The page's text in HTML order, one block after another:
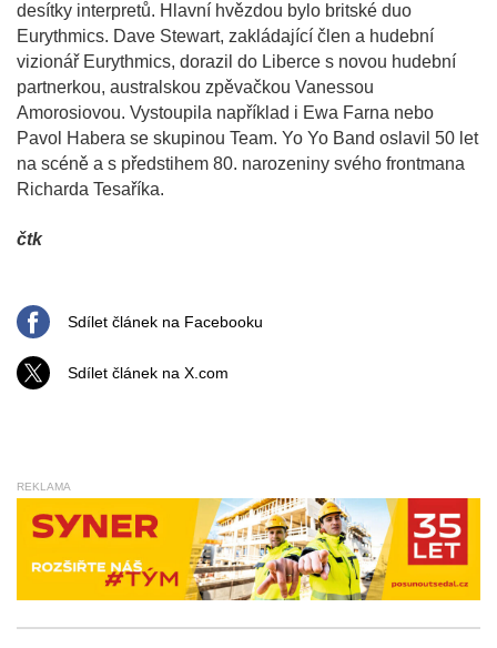
desítky interpretů. Hlavní hvězdou bylo britské duo
Eurythmics. Dave Stewart, zakládající člen a hudební
vizionář Eurythmics, dorazil do Liberce s novou hudební
partnerkou, australskou zpěvačkou Vanessou
Amorosiovou. Vystoupila například i Ewa Farna nebo
Pavol Habera se skupinou Team. Yo Yo Band oslavil 50 let
na scéně a s předstihem 80. narozeniny svého frontmana
Richarda Tesaříka.
čtk
Sdílet článek na Facebooku
Sdílet článek na X.com
REKLAMA